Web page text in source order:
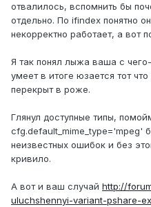
отвалилось, вспомнить бы
отдельно. По ifindex понятно
некорректно работает, а вот
Я так понял лыжа ваша с
умеет в итоге юзается тот
перекрыт в роже.
Глянул доступные типы,
cfg.default_mime_type='mpeg'
неизвестных ошибок и без
кривило.
А вот и ваш случай http://
uluchshennyi-variant-pshare-